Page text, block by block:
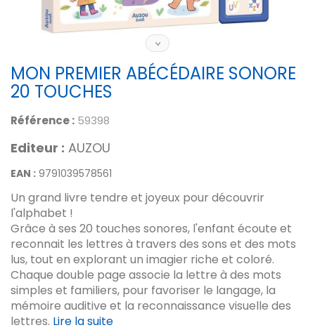
MON PREMIER ABÉCÉDAIRE SONORE
20 TOUCHES
Référence : 59398
Editeur : AUZOU
EAN : 9791039578561
Un grand livre tendre et joyeux pour découvrir
l'alphabet !
Grâce à ses 20 touches sonores, l'enfant écoute et
reconnait les lettres à travers des sons et des mots
lus, tout en explorant un imagier riche et coloré.
Chaque double page associe la lettre à des mots
simples et familiers, pour favoriser le langage, la
mémoire auditive et la reconnaissance visuelle des
lettres. Lire la suite